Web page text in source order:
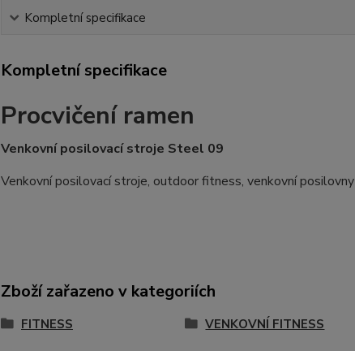
Kompletní specifikace
Kompletní specifikace
Procvičení ramen
Venkovní posilovací stroje Steel 09
Venkovní posilovací stroje, outdoor fitness, venkovní posilovny
Zboží zařazeno v kategoriích
FITNESS VENKOVNÍ FITNESS